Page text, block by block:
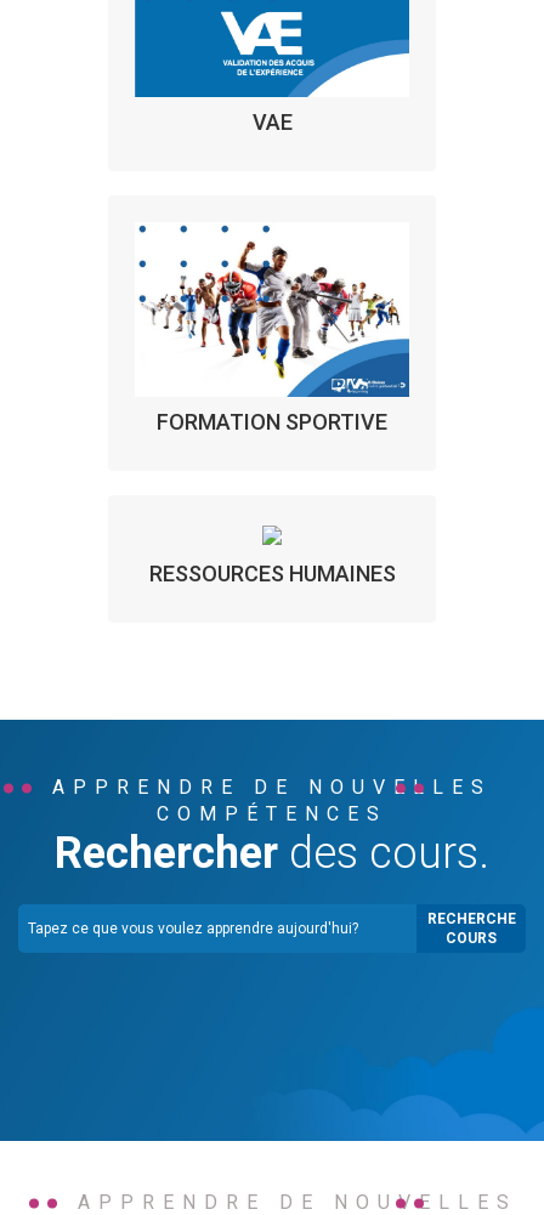
VAE
FORMATION SPORTIVE
RESSOURCES HUMAINES
APPRENDRE DE NOUVELLES
COMPÉTENCES
Rechercher des cours.
RECHERCHE
COURS
APPRENDRE DE NOUVELLES